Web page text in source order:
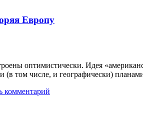
Европу
оптимистически. Идея
том числе, и географически)
комментарий